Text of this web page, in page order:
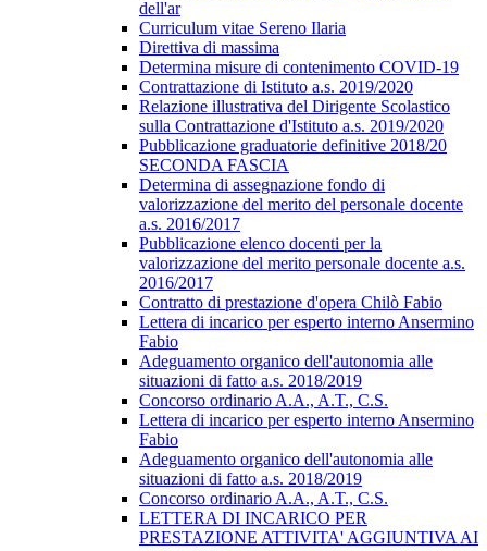
dell'ar
Curriculum vitae Sereno Ilaria
Direttiva di massima
Determina misure di contenimento COVID-19
Contrattazione di Istituto a.s. 2019/2020
Relazione illustrativa del Dirigente Scolastico
sulla Contrattazione d'Istituto a.s. 2019/2020
Pubblicazione graduatorie definitive 2018/20
SECONDA FASCIA
Determina di assegnazione fondo di
valorizzazione del merito del personale docente
a.s. 2016/2017
Pubblicazione elenco docenti per la
valorizzazione del merito personale docente a.s.
2016/2017
Contratto di prestazione d'opera Chilò Fabio
Lettera di incarico per esperto interno Ansermino
Fabio
Adeguamento organico dell'autonomia alle
situazioni di fatto a.s. 2018/2019
Concorso ordinario A.A., A.T., C.S.
Lettera di incarico per esperto interno Ansermino
Fabio
Adeguamento organico dell'autonomia alle
situazioni di fatto a.s. 2018/2019
Concorso ordinario A.A., A.T., C.S.
LETTERA DI INCARICO PER
PRESTAZIONE ATTIVITA' AGGIUNTIVA AI